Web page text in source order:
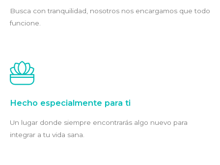
Busca con tranquilidad, nosotros nos encargamos que todo
funcione.
Hecho especialmente para ti
Un lugar donde siempre encontrarás algo nuevo para
integrar a tu vida sana.